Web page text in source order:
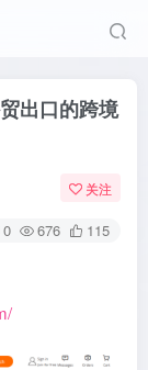
出口的跨境
关注
0 676 115